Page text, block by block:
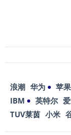
浪潮 华为 苹果
IBM
英特尔
TUV莱茵 小米